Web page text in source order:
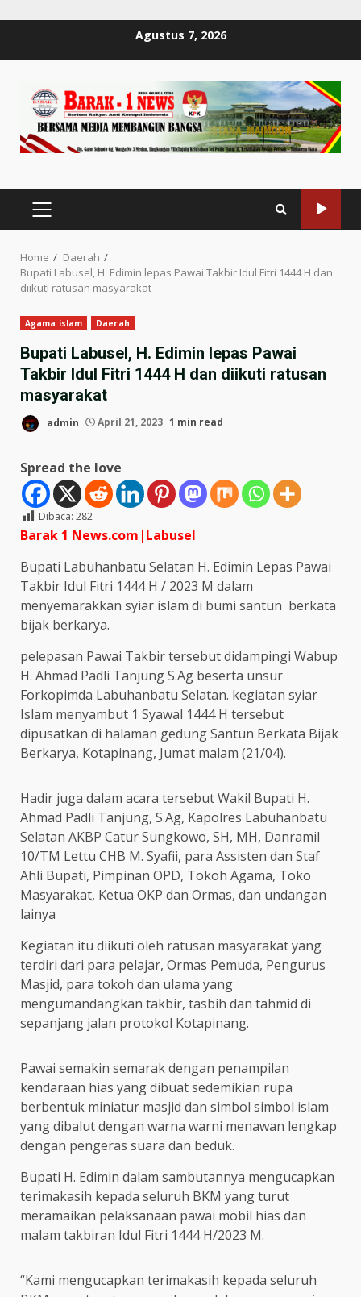
Agustus 7, 2026
PRIMARY
MENU
Home
Daerah
Bupati Labusel, H. Edimin lepas Pawai Takbir Idul Fitri 1444 H dan
diikuti ratusan masyarakat
Agama islam Daerah
Bupati Labusel, H. Edimin lepas Pawai
Takbir Idul Fitri 1444 H dan diikuti ratusan
masyarakat
admin April 21, 2023 1 min read
Spread the love
Dibaca: 282
Barak 1 News.com|Labusel
Bupati Labuhanbatu Selatan H. Edimin Lepas Pawai
Takbir Idul Fitri 1444 H / 2023 M dalam
menyemarakkan syiar islam di bumi santun berkata
bijak berkarya.
pelepasan Pawai Takbir tersebut didampingi Wabup
H. Ahmad Padli Tanjung S.Ag beserta unsur
Forkopimda Labuhanbatu Selatan. kegiatan syiar
Islam menyambut 1 Syawal 1444 H tersebut
dipusatkan di halaman gedung Santun Berkata Bijak
Berkarya, Kotapinang, Jumat malam (21/04).
Hadir juga dalam acara tersebut Wakil Bupati H.
Ahmad Padli Tanjung, S.Ag, Kapolres Labuhanbatu
Selatan AKBP Catur Sungkowo, SH, MH, Danramil
10/TM Lettu CHB M. Syafii, para Assisten dan Staf
Ahli Bupati, Pimpinan OPD, Tokoh Agama, Toko
Masyarakat, Ketua OKP dan Ormas, dan undangan
lainya
Kegiatan itu diikuti oleh ratusan masyarakat yang
terdiri dari para pelajar, Ormas Pemuda, Pengurus
Masjid, para tokoh dan ulama yang
mengumandangkan takbir, tasbih dan tahmid di
sepanjang jalan protokol Kotapinang.
Pawai semakin semarak dengan penampilan
kendaraan hias yang dibuat sedemikian rupa
berbentuk miniatur masjid dan simbol simbol islam
yang dibalut dengan warna warni menawan lengkap
dengan pengeras suara dan beduk.
Bupati H. Edimin dalam sambutannya mengucapkan
terimakasih kepada seluruh BKM yang turut
meramaikan pelaksanaan pawai mobil hias dan
malam takbiran Idul Fitri 1444 H/2023 M.
“Kami mengucapkan terimakasih kepada seluruh